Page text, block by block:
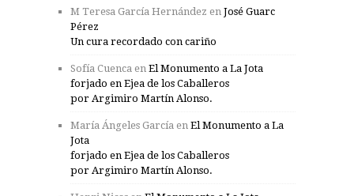
M Teresa García Hernández en José Guarc
Pérez
Un cura recordado con cariño
Sofía Cuenca en El Monumento a La Jota
forjado en Ejea de los Caballeros
por Argimiro Martín Alonso.
María Ángeles García en El Monumento a La
Jota
forjado en Ejea de los Caballeros
por Argimiro Martín Alonso.